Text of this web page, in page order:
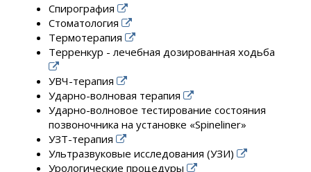
Спирография
Стоматология
Термотерапия
Терренкур - лечебная дозированная ходьба
УВЧ-терапия
Ударно-волновая терапия
Ударно-волновое тестирование состояния
позвоночника на установке «Spineliner»
УЗТ-терапия
Ультразвуковые исследования (УЗИ)
Урологические процедуры